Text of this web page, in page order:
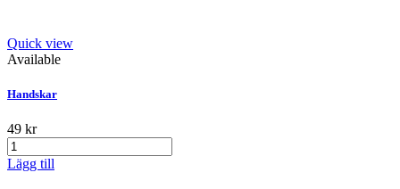
Quick view
Available
Handskar
49 kr
Lägg till